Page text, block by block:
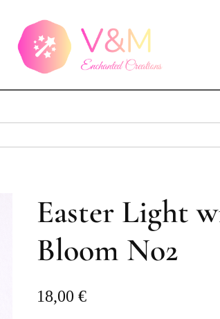
Easter Light
Bloom No2
18,00 €